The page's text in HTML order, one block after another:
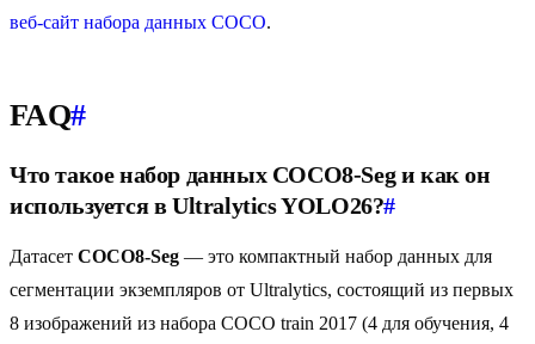
веб-сайт набора данных COCO.
FAQ#
Что такое набор данных COCO8-Seg и как он
используется в Ultralytics YOLO26?#
Датасет COCO8-Seg — это компактный набор данных для
сегментации экземпляров от Ultralytics, состоящий из первых
8 изображений из набора COCO train 2017 (4 для обучения, 4